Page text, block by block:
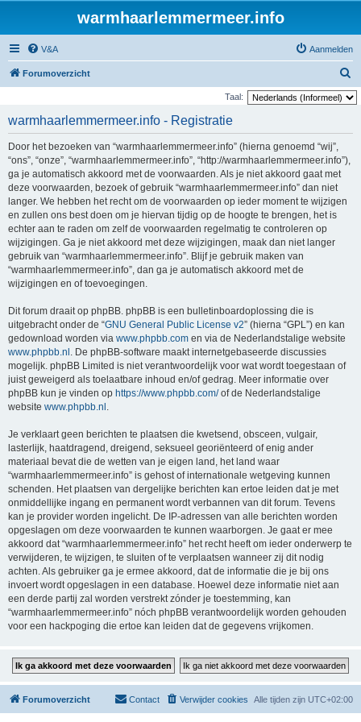
warmhaarlemmermeer.info
V&A Aanmelden
Forumoverzicht
o
Taal:
warmhaarlemmermeer.info - Registratie
Door het bezoeken van “warmhaarlemmermeer.info” (hierna genoemd “wij”,
“ons”, “onze”, “warmhaarlemmermeer.info”, “http://warmhaarlemmermeer.info”),
ga je automatisch akkoord met de voorwaarden. Als je niet akkoord gaat met
deze voorwaarden, bezoek of gebruik “warmhaarlemmermeer.info” dan niet
langer. We hebben het recht om de voorwaarden op ieder moment te wijzigen
en zullen ons best doen om je hiervan tijdig op de hoogte te brengen, het is
echter aan te raden om zelf de voorwaarden regelmatig te controleren op
wijzigingen. Ga je niet akkoord met deze wijzigingen, maak dan niet langer
gebruik van “warmhaarlemmermeer.info”. Blijf je gebruik maken van
“warmhaarlemmermeer.info”, dan ga je automatisch akkoord met de
wijzigingen en of toevoegingen.
Dit forum draait op phpBB. phpBB is een bulletinboardoplossing die is
uitgebracht onder de “GNU General Public License v2” (hierna “GPL”) en kan
gedownload worden via www.phpbb.com en via de Nederlandstalige website
www.phpbb.nl . De phpBB-software maakt internetgebaseerde discussies
mogelijk. phpBB Limited is niet verantwoordelijk voor wat wordt toegestaan of
juist geweigerd als toelaatbare inhoud en/of gedrag. Meer informatie over
phpBB kun je vinden op https://www.phpbb.com/of de Nederlandstalige
website www.phpbb.nl .
Je verklaart geen berichten te plaatsen die kwetsend, obsceen, vulgair,
lasterlijk, haatdragend, dreigend, seksueel georiënteerd of enig ander
materiaal bevat die de wetten van je eigen land, het land waar
“warmhaarlemmermeer.info” is gehost of internationale wetgeving kunnen
schenden. Het plaatsen van dergelijke berichten kan ertoe leiden dat je met
onmiddellijke ingang en permanent wordt verbannen van dit forum. Tevens
kan je provider worden ingelicht. De IP-adressen van alle berichten worden
opgeslagen om deze voorwaarden te kunnen waarborgen. Je gaat er mee
akkoord dat “warmhaarlemmermeer.info” het recht heeft om ieder onderwerp te
verwijderen, te wijzigen, te sluiten of te verplaatsen wanneer zij dit nodig
achten. Als gebruiker ga je ermee akkoord, dat de informatie die je bij ons
invoert wordt opgeslagen in een database. Hoewel deze informatie niet aan
een derde partij zal worden verstrekt zónder je toestemming, kan
“warmhaarlemmermeer.info” nóch phpBB verantwoordelijk worden gehouden
voor een hackpoging die ertoe kan leiden dat de gegevens vrijkomen.
Forumoverzicht Alle tijden zijn UTC+02:00
Verwijder cookies
Contact